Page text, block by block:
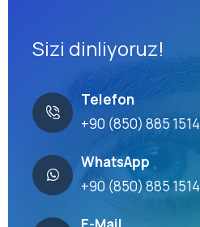
Sizi dinliyoruz!
Telefon
+90 (850) 885 1514
WhatsApp
+90 (850) 885 1514